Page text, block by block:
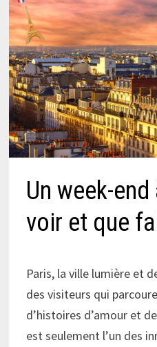
Un week-
voir et que
Paris, la ville lumière et
des visiteurs qui
d’histoires d’amour et
est seulement l’un des